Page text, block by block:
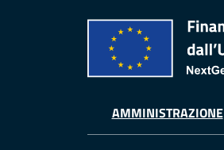
AMMINISTRAZIONE